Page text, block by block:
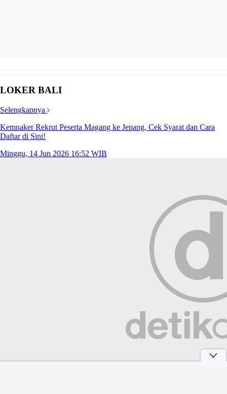
LOKER BALI
Selengkapnya
Kemnaker Rekrut Peserta Magang ke Jepang, Cek Syarat dan Cara
Daftar di Sini!
Minggu, 14 Jun 2026 16:52 WIB